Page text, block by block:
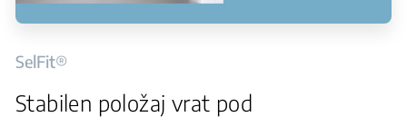
SelFit®
Stabilen položaj vrat pod